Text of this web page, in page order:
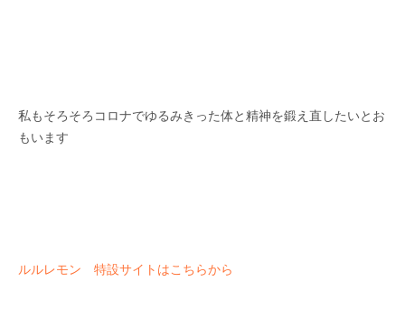
私もそろそろコロナでゆるみきった体と精神を鍛え直したいとお
もいます
ルルレモン 特設サイトはこちらから